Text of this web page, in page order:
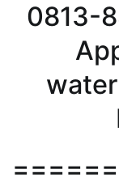
0813-